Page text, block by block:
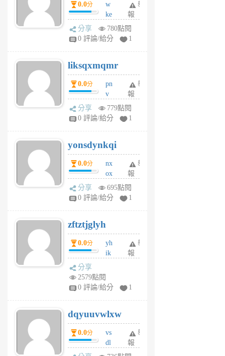
月
前
0.0分
w
ke
rv
pj
6
個
月
前
舉
報
分享
780點閱
0 評論/給分
1
liksqxmqmr
0.0分
pn
v
wt
sv
6
個
月
前
舉
報
分享
779點閱
0 評論/給分
1
yonsdynkqi
0.0分
nx
ox
rh
pe
月
前
舉
報
分享
695點閱
0 評論/給分
1
zftztjglyh
0.0分
yh
ik
tu
6
個
月
前
舉
報
分享
2579點閱
0 評論/給分
1
dqyuuvwlxw
0.0分
vs
dl
sq
舉
報